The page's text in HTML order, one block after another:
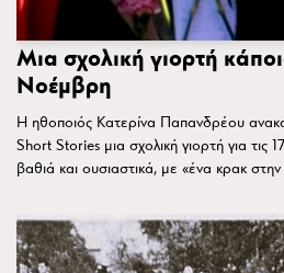
Μια σχολική γιορτή
Νοέμβρη
Η ηθοποιός Κατερίνα Παπανδρέου
Short Stories μια σχολική γιορτή για
βαθιά και ουσιαστικά, με «ένα κρακ